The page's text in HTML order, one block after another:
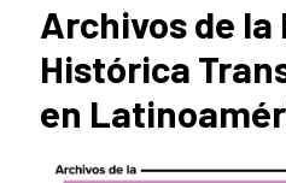
Archivos de la
Histórica
en